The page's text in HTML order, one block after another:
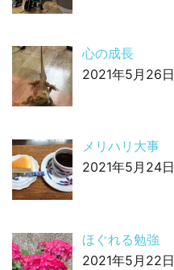
心の成長
2021年5月26日
メリハリ大事
2021年5月24日
ほぐれる勉強
2021年5月22日